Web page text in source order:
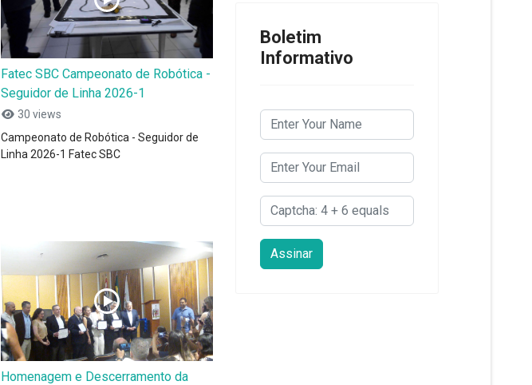
Fatec SBC Campeonato de Robótica -
Seguidor de Linha 2026-1
30 views
Campeonato de Robótica - Seguidor de
Linha 2026-1 Fatec SBC
Homenagem e Descerramento da
Boletim
Informativo